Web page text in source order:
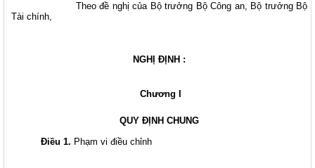
Theo đề nghị của Bộ trưởng Bộ Công an, Bộ trưởng Bộ
Tài chính,
NGHỊ ĐỊNH :
Chương I
QUY ĐỊNH CHUNG
Điều 1. Phạm vi điều chỉnh